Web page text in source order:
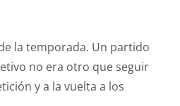
la temporada. Un partido
no era otro que seguir
y a la vuelta a los